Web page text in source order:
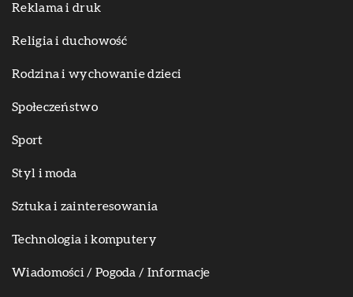
Reklama i druk
Religia i duchowość
Rodzina i wychowanie dzieci
Społeczeństwo
Sport
Styl i moda
Sztuka i zainteresowania
Technologia i komputery
Wiadomości / Pogoda / Informacje